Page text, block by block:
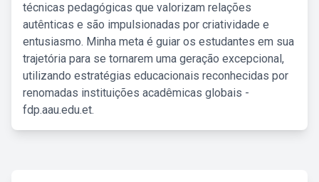
técnicas pedagógicas que valorizam relações
autênticas e são impulsionadas por criatividade e
entusiasmo. Minha meta é guiar os estudantes em sua
trajetória para se tornarem uma geração excepcional,
utilizando estratégias educacionais reconhecidas por
renomadas instituições acadêmicas globais -
fdp.aau.edu.et.